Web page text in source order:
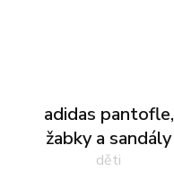
adidas pantofle,
žabky a sandály
děti